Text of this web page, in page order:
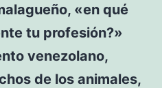
«en qué
tu profesión?»
venezolano,
de los animales,